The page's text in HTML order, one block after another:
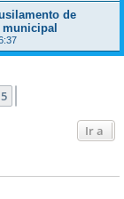
de
5
Ir a